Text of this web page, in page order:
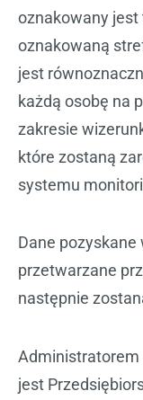
oznakowany
oznakowaną
jest
każdą osobę na
zakresie
które zostaną
systemu
Dane
przetwarzane
następnie
Administratorem
jest